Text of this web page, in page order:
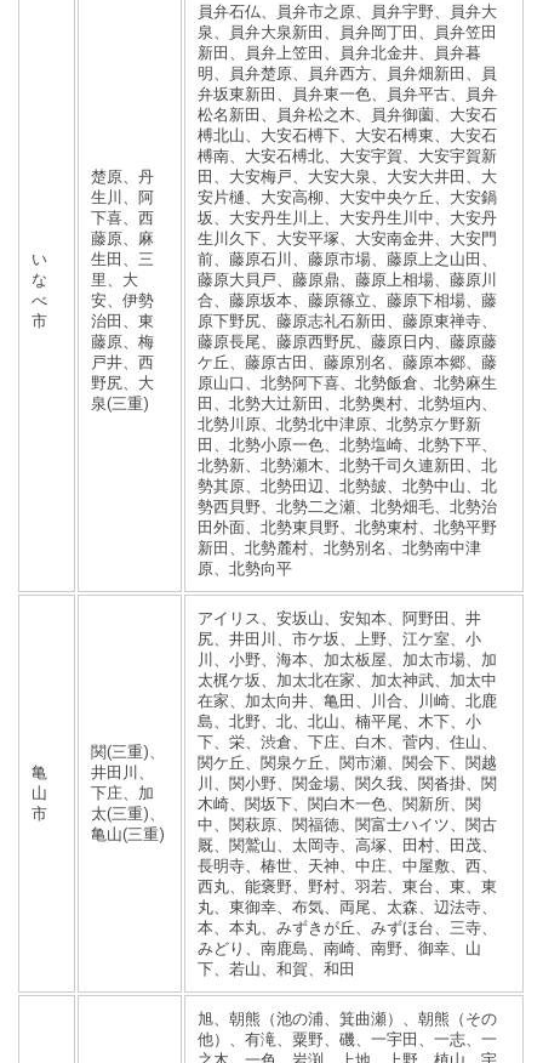
い
な
べ
市
楚原、丹
生川、阿
下喜、西
藤原、麻
生田、三
里、大
安、伊勢
治田、東
藤原、梅
戸井、西
野尻、大
泉(三重)
員弁石仏、員弁市之原、員弁宇野、員弁大
泉、員弁大泉新田、員弁岡丁田、員弁笠田
新田、員弁上笠田、員弁北金井、員弁暮
明、員弁楚原、員弁西方、員弁畑新田、員
弁坂東新田、員弁東一色、員弁平古、員弁
松名新田、員弁松之木、員弁御薗、大安石
榑北山、大安石榑下、大安石榑東、大安石
榑南、大安石榑北、大安宇賀、大安宇賀新
田、大安梅戸、大安大泉、大安大井田、大
安片樋、大安高柳、大安中央ケ丘、大安鍋
坂、大安丹生川上、大安丹生川中、大安丹
生川久下、大安平塚、大安南金井、大安門
前、藤原石川、藤原市場、藤原上之山田、
藤原大貝戸、藤原鼎、藤原上相場、藤原川
合、藤原坂本、藤原篠立、藤原下相場、藤
原下野尻、藤原志礼石新田、藤原東禅寺、
藤原長尾、藤原西野尻、藤原日内、藤原藤
ケ丘、藤原古田、藤原別名、藤原本郷、藤
原山口、北勢阿下喜、北勢飯倉、北勢麻生
田、北勢大辻新田、北勢奥村、北勢垣内、
北勢川原、北勢北中津原、北勢京ケ野新
田、北勢小原一色、北勢塩崎、北勢下平、
北勢新、北勢瀬木、北勢千司久連新田、北
勢其原、北勢田辺、北勢皷、北勢中山、北
勢西貝野、北勢二之瀬、北勢畑毛、北勢治
田外面、北勢東貝野、北勢東村、北勢平野
新田、北勢麓村、北勢別名、北勢南中津
原、北勢向平
亀
山
市
関(三重)、
井田川、
下庄、加
太(三重)、
亀山(三重)
アイリス、安坂山、安知本、阿野田、井
尻、井田川、市ケ坂、上野、江ケ室、小
川、小野、海本、加太板屋、加太市場、加
太梶ケ坂、加太北在家、加太神武、加太中
在家、加太向井、亀田、川合、川崎、北鹿
島、北野、北、北山、楠平尾、木下、小
下、栄、渋倉、下庄、白木、菅内、住山、
関ケ丘、関泉ケ丘、関市瀬、関会下、関越
川、関小野、関金場、関久我、関沓掛、関
木崎、関坂下、関白木一色、関新所、関
中、関萩原、関福徳、関富士ハイツ、関古
厩、関鷲山、太岡寺、高塚、田村、田茂、
長明寺、椿世、天神、中庄、中屋敷、西、
西丸、能褒野、野村、羽若、東台、東、東
丸、東御幸、布気、両尾、太森、辺法寺、
本、本丸、みずきが丘、みずほ台、三寺、
みどり、南鹿島、南崎、南野、御幸、山
下、若山、和賀、和田
旭、朝熊（池の浦、箕曲瀬）、朝熊（その
他）、有滝、粟野、磯、一宇田、一志、一